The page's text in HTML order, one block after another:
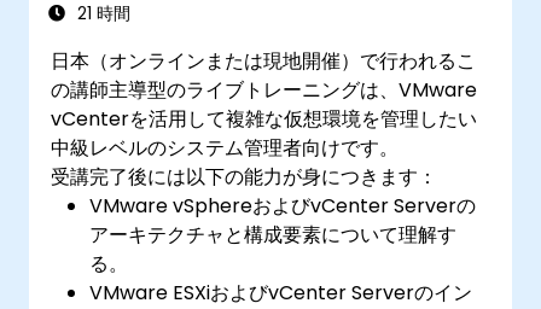
21 時間
日本（オンラインまたは現地開催）で行われるこ
の講師主導型のライブトレーニングは、VMware
vCenterを活用して複雑な仮想環境を管理したい
中級レベルのシステム管理者向けです。
受講完了後には以下の能力が身につきます：
VMware vSphereおよびvCenter Serverの
アーキテクチャと構成要素について理解す
る。
VMware ESXiおよびvCenter Serverのイン